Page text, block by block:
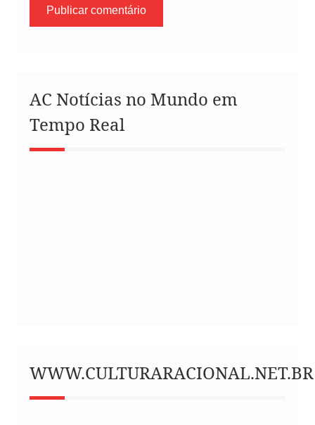
AC Notícias no Mundo em
Tempo Real
WWW.CULTURARACIONAL.NET.BR